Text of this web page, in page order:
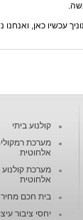
עכשיו כאן, ואנחנו
קולנוע ביתי
מערכת
אלחוטית
מערכת קולנוע
אלחוטית
בית חכם מחיר
יחסי ציבור